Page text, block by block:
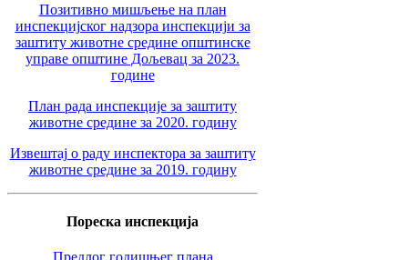
Позитивно мишљење на план
инспекцијског надзора инспекцији за
заштиту животне средине општинске
управе општине Дољевац за 2023.
године
План рада инспекције за заштиту
животне средине за 2020. годину
Извештај о раду инспектора за заштиту
животне средине за 2019. годину
Пореска инспекција
Предлог годишњег плана